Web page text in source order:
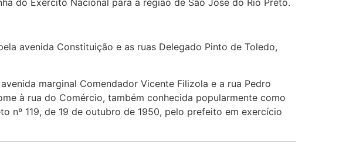
avenida Constituição e as ruas Delegado Pinto de Toledo,
marginal Comendador Vicente Filizola e a rua Pedro
à rua do Comércio, também conhecida popularmente como
nº 119, de 19 de outubro de 1950, pelo prefeito em exercí­cio